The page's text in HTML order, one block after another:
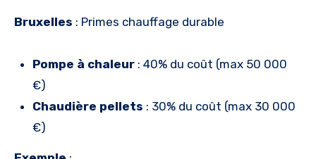
Bruxelles : Primes chauffage durable
Pompe à chaleur: 40% du coût (max 50 000
€)
Chaudière pellets : 30% du coût (max 30 000
€)